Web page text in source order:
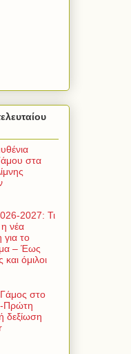
στα
2027: Τι
νέα
το
– Έως
όμιλοι
στο
Πρώτη
δεξίωση